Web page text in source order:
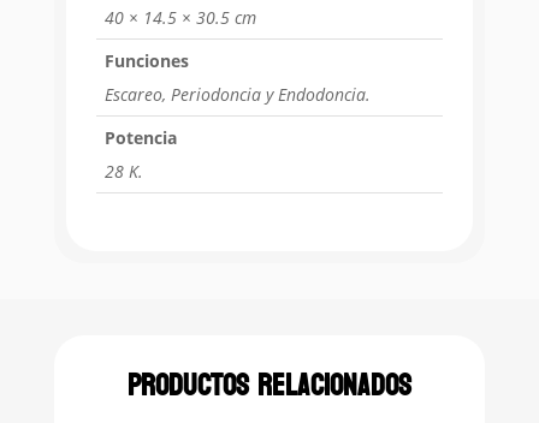
40 × 14.5 × 30.5 cm
Funciones
Escareo, Periodoncia y Endodoncia.
Potencia
28 K.
Productos relacionados